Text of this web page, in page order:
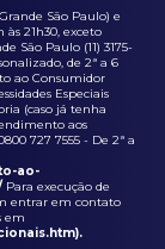
São Paulo) e
às 21h30, exceto
São Paulo (11) 3175-
de 2ª a 6
ao Consumidor
Especiais
(caso já tenha
aos
727 7555 - De 2ª a
ao-
Para execução de
entrar em contato
em
).